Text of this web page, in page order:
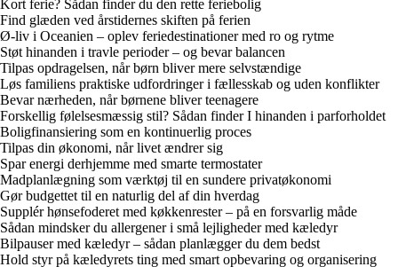
Kort ferie? Sådan finder du den rette feriebolig
Find glæden ved årstidernes skiften på ferien
Ø-liv i Oceanien – oplev feriedestinationer med ro og rytme
Støt hinanden i travle perioder – og bevar balancen
Tilpas opdragelsen, når børn bliver mere selvstændige
Løs familiens praktiske udfordringer i fællesskab og uden konflikter
Bevar nærheden, når børnene bliver teenagere
Forskellig følelsesmæssig stil? Sådan finder I hinanden i parforholdet
Boligfinansiering som en kontinuerlig proces
Tilpas din økonomi, når livet ændrer sig
Spar energi derhjemme med smarte termostater
Madplanlægning som værktøj til en sundere privatøkonomi
Gør budgettet til en naturlig del af din hverdag
Supplér hønsefoderet med køkkenrester – på en forsvarlig måde
Sådan mindsker du allergener i små lejligheder med kæledyr
Bilpauser med kæledyr – sådan planlægger du dem bedst
Hold styr på kæledyrets ting med smart opbevaring og organisering